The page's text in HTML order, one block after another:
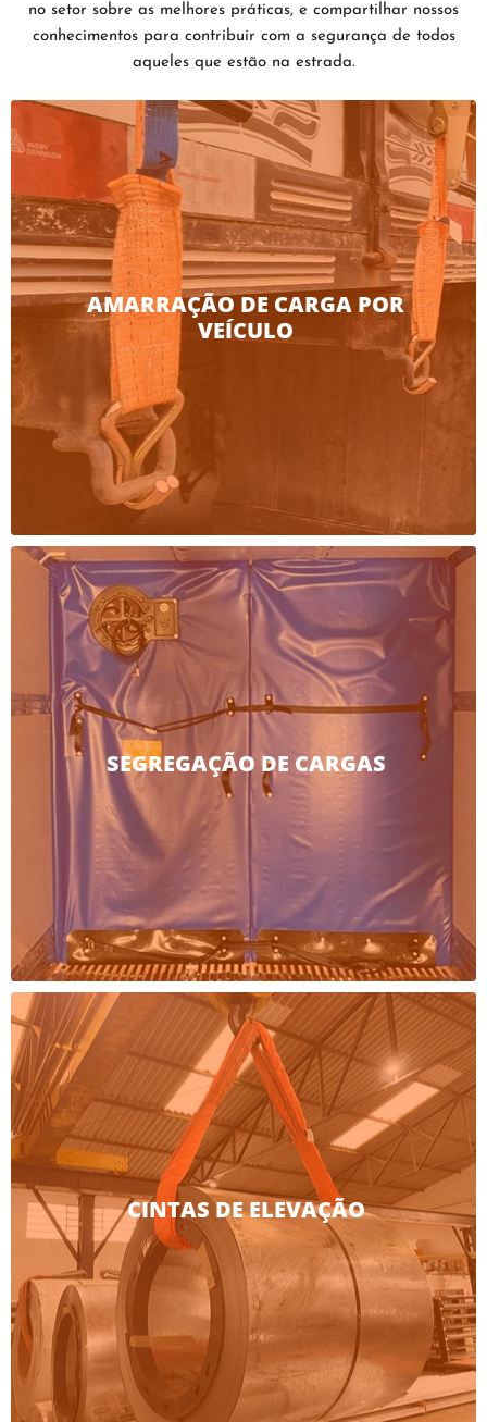
no setor sobre as melhores práticas, e compartilhar nossos
conhecimentos para contribuir com a segurança de todos
aqueles que estão na estrada.
AMARRAÇÃO DE CARGA POR
VEÍCULO
SEGREGAÇÃO DE CARGAS
CINTAS DE ELEVAÇÃO